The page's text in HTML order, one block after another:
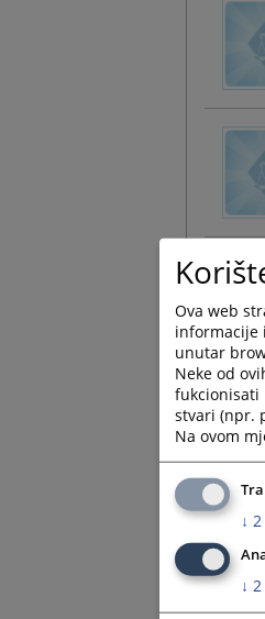
Ova web
informacije
unutar
Neke od
fukcionisati
stvari (npr.
Na ovom
↓ 2
↓ 2